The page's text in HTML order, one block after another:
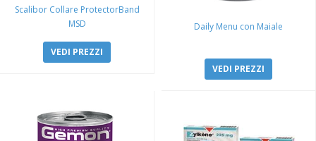
Scalibor Collare ProtectorBand
MSD
VEDI PREZZI
Daily Menu con Maiale
VEDI PREZZI